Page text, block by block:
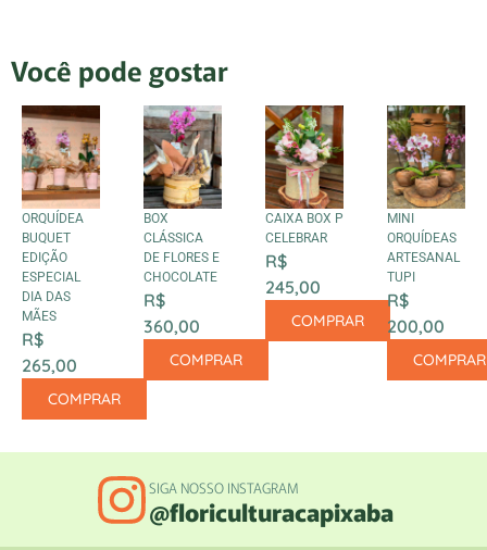
Você pode gostar
ORQUÍDEA
BUQUET
EDIÇÃO
ESPECIAL
DIA DAS
MÃES
R$
265,00
COMPRAR
BOX
CLÁSSICA
DE FLORES E
CHOCOLATE
R$
360,00
COMPRAR
CAIXA BOX P
CELEBRAR
R$
245,00
COMPRAR
MINI
ORQUÍDEAS
ARTESANAL
TUPI
R$
200,00
COMPRAR
SIGA NOSSO INSTAGRAM
@floriculturacapixaba